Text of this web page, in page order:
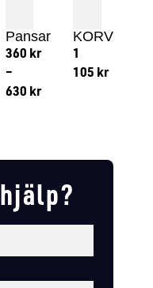
Pansar
360 kr
–
630 kr
KORV
1
105 kr